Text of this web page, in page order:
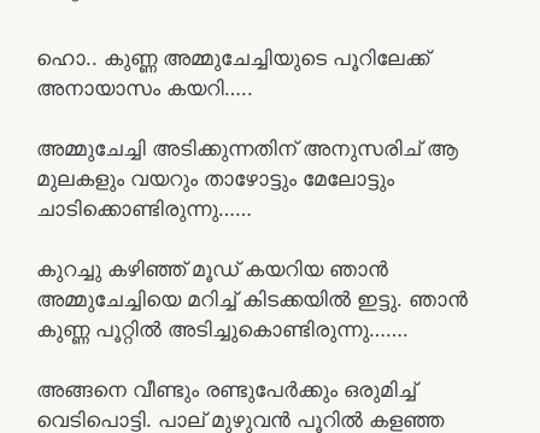
ഹൊ.. കുണ്ണ അമ്മുചേച്ചിയുടെ പൂറിലേക്ക്
അനായാസം കയറി…..
അമ്മുചേച്ചി അടിക്കുന്നതിന് അനുസരിച് ആ
മുലകളും വയറും താഴോട്ടും മേലോട്ടും
ചാടിക്കൊണ്ടിരുന്നു……
കുറച്ചു കഴിഞ്ഞ് മൂഡ് കയറിയ ഞാൻ
അമ്മുചേച്ചിയെ മറിച്ച് കിടക്കയിൽ ഇട്ടു. ഞാൻ
കുണ്ണ പൂറ്റിൽ അടിച്ചുകൊണ്ടിരുന്നു…….
അങ്ങനെ വീണ്ടും രണ്ടുപേർക്കും ഒരുമിച്ച്
വെടിപൊട്ടി. പാല് മുഴുവൻ പൂറിൽ കളഞ്ഞ